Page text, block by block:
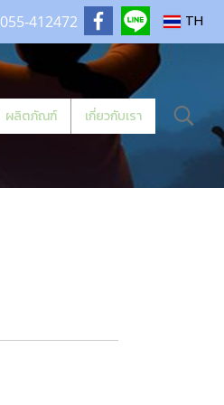
055-412472 TH
ผลิตภัณฑ์ เกี่ยวกับเรา